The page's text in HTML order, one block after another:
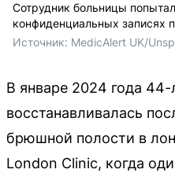
Сотрудник больницы
конфиденциальных записях
Источник: MedicAlert UK/
В январе 2024 года 44-
восстанавливалась
брюшной полости в
London Clinic, когда